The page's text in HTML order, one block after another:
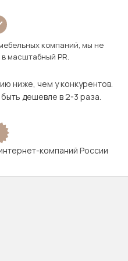
компаний, мы не
масштабный PR.
ниже, чем у конкурентов.
дешевле в 2-3 раза.
компаний России